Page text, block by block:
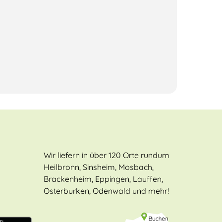
Wir liefern in über 120 Orte rundum
Heilbronn, Sinsheim, Mosbach,
Brackenheim, Eppingen, Lauffen,
Osterburken, Odenwald und mehr!